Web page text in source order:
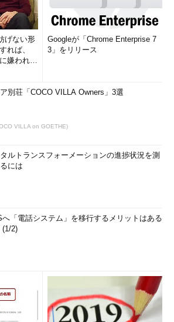
8を導入することで、Windows 10の
をWindows 7風にすることができる。なお
の通りWindows 8.xにもインストールでき
8が互換性のないプログラムとして継承
この場合は、Start Menu 8を再インストー
スタート］ボタン／［スタート］メニュ
Classic Shell編）
スタート］メニューを追加する（ツール
カット編）
ーに項目を追加する方法（Windows 7／
TIPS）
スタート］ボタン／［スタート］メニュ
秀丸スタートメニュー編）
のスタート画面にファイルやフォルダ
ションへのショートカットを追加する
げない形
れば、
嫌われな
Googleが「Chrome Enterprise 7
3」をリリース
別荘「COCO VILLA Owners」3選
VILLA on GOETHE)
ルトランスフォーメーションの進捗状況を測
には
へ「電話システム」を移行するメリットはある
(1/2)